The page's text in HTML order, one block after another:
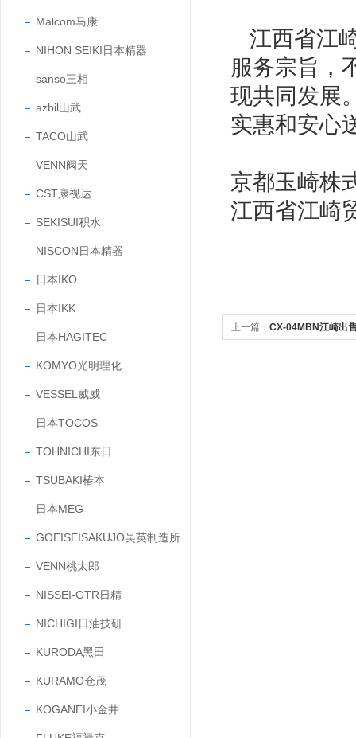
Malcom马康
NIHON SEIKI日本精器
sanso三相
azbil山武
TACO山武
VENN阀天
CST康视达
SEKISUI积水
NISCON日本精器
日本IKO
日本IKK
日本HAGITEC
KOMYO光明理化
VESSEL威威
日本TOCOS
TOHNICHI东日
TSUBAKI椿本
日本MEG
GOEISEISAKUJO吴英制造所
VENN桃太郎
NISSEI-GTR日精
NICHIGI日油技研
KURODA黑田
KURAMO仓茂
KOGANEI小金井
江西省江
服务宗旨，
现共同发展
实惠和安心
京都玉崎株
江西省江崎
上一篇： CX-04MBN江崎出